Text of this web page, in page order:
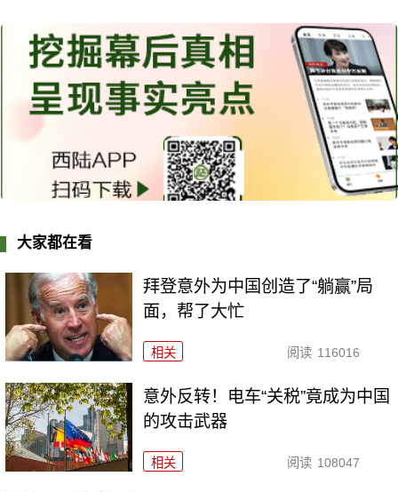
大家都在看
拜登意外为中国创造了“躺赢”局
面，帮了大忙
相关 阅读 116016
意外反转！电车“关税”竟成为中国
的攻击武器
相关 阅读 108047